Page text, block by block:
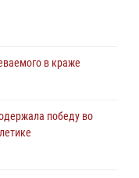
в краже
победу во